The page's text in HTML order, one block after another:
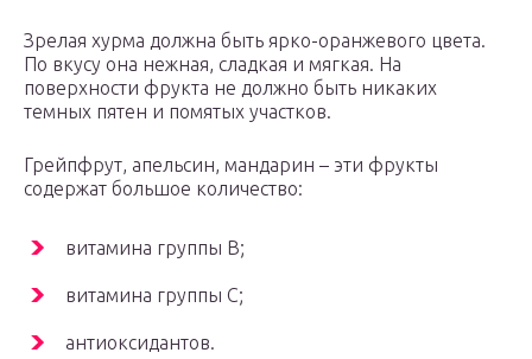
Зрелая хурма должна быть ярко-оранжевого цвета.
По вкусу она нежная, сладкая и мягкая. На
поверхности фрукта не должно быть никаких
темных пятен и помятых участков.
Грейпфрут, апельсин, мандарин – эти фрукты
содержат большое количество:
витамина группы В;
витамина группы С;
антиоксидантов.